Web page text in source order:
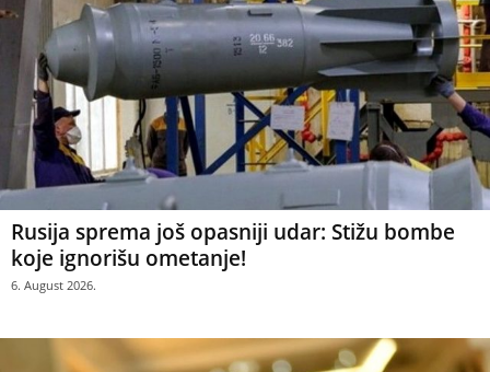
Rusija sprema još opasniji udar: Stižu bombe
koje ignorišu ometanje!
6. August 2026.